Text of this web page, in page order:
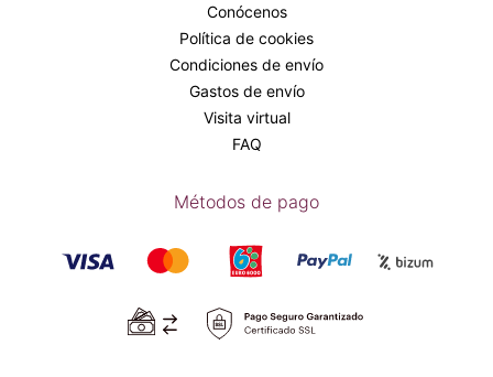
Conócenos
Política de cookies
Condiciones de envío
Gastos de envío
Visita virtual
FAQ
Métodos de pago